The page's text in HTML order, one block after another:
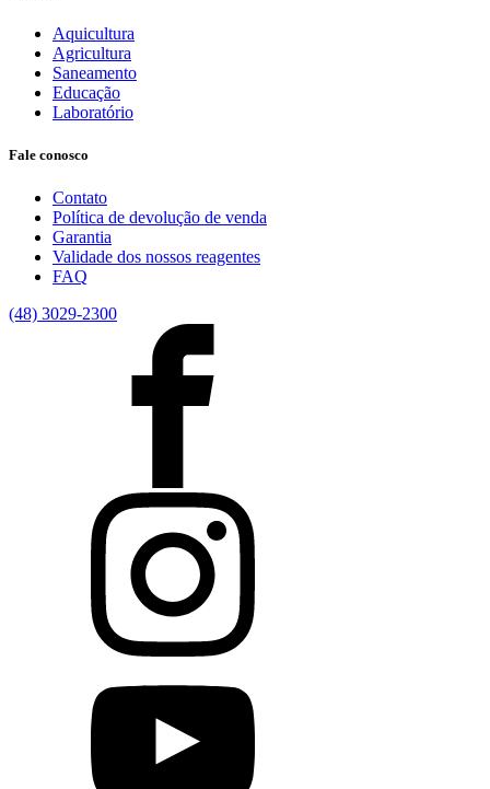
Aquicultura
Agricultura
Saneamento
Educação
Laboratório
Fale conosco
Contato
Política de devolução de venda
Garantia
Validade dos nossos reagentes
FAQ
(48) 3029-2300